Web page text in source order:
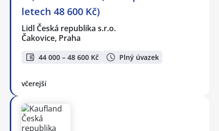
letech 48 600 Kč)
Lidl Česká republika s.r.o.
Čakovice, Praha
44 000 – 48 600 Kč Plný úvazek
včerejší